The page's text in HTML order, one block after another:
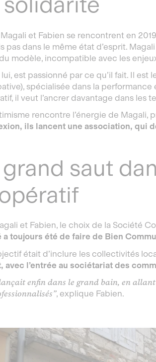
et Fabien se rencontrent en
pas dans le même état d’esprit.
modèle, incompatible avec les
lui, est passionné par ce qu’il fait. Il
spécialisée dans la
il veut l’ancrer davantage dans les
rencontre l’énergie de Magali,
ils lancent une association, qui
saut
et Fabien, le choix de la Société
a toujours été de faire de Bien
était d’inclure les collectivités
avec l’entrée au sociétariat des
lançait enfin dans le grand bain, en
, explique Fabien.